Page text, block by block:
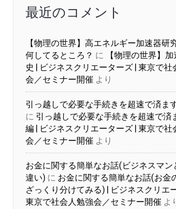
最近のコメント
【物理の世界】高エネルギー加速器研
何してるところ？ に
【物理の世界】
史 | ビジネスクリエーターズ | 東京で社
会／セミナー開催 より
引っ越しで必要な手続きを超速で済ま
に 引っ越しで必要な手続きを超速で済
編 | ビジネスクリエーターズ | 東京で社
会／セミナー開催 より
お金に関する簡単なお話(ビジネスマン
違い) に お金に関する簡単なお話(お金
ざっくり分けてみる) | ビジネスクリエ
東京で社会人勉強会／セミナー開催 よ